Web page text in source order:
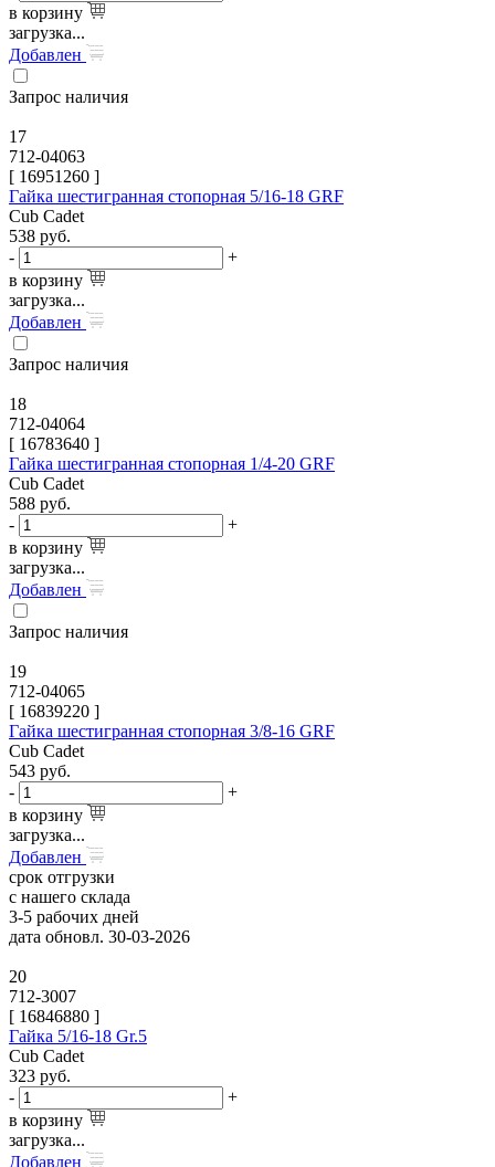
в корзину
загрузка...
Добавлен
Запрос наличия
17
712-04063
[ 16951260 ]
Гайка шестигранная стопорная 5/16-18 GRF
Cub Cadet
538 руб.
-
+
в корзину
загрузка...
Добавлен
Запрос наличия
18
712-04064
[ 16783640 ]
Гайка шестигранная стопорная 1/4-20 GRF
Cub Cadet
588 руб.
-
+
в корзину
загрузка...
Добавлен
Запрос наличия
19
712-04065
[ 16839220 ]
Гайка шестигранная стопорная 3/8-16 GRF
Cub Cadet
543 руб.
-
+
в корзину
загрузка...
Добавлен
срок отгрузки
с нашего склада
3-5 рабочих дней
дата обновл. 30-03-2026
20
712-3007
[ 16846880 ]
Гайка 5/16-18 Gr.5
Cub Cadet
323 руб.
-
+
в корзину
загрузка...
Добавлен